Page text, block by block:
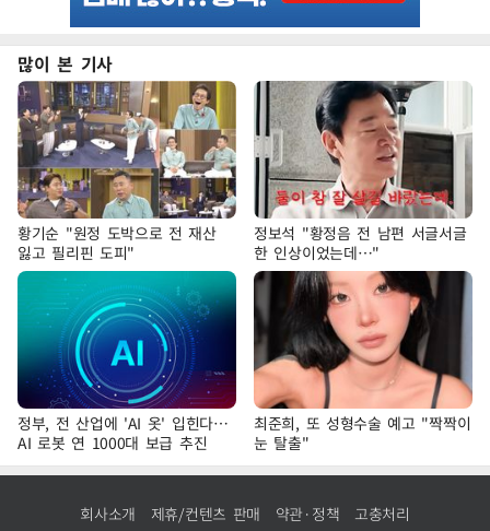
많이 본 기사
황기순 "원정 도박으로 전 재산
잃고 필리핀 도피"
정보석 "황정음 전 남편 서글서글
한 인상이었는데…"
정부, 전 산업에 'AI 옷' 입힌다…
AI 로봇 연 1000대 보급 추진
최준희, 또 성형수술 예고 "짝짝이
눈 탈출"
회사소개 제휴/컨텐츠 판매 약관·정책 고충처리